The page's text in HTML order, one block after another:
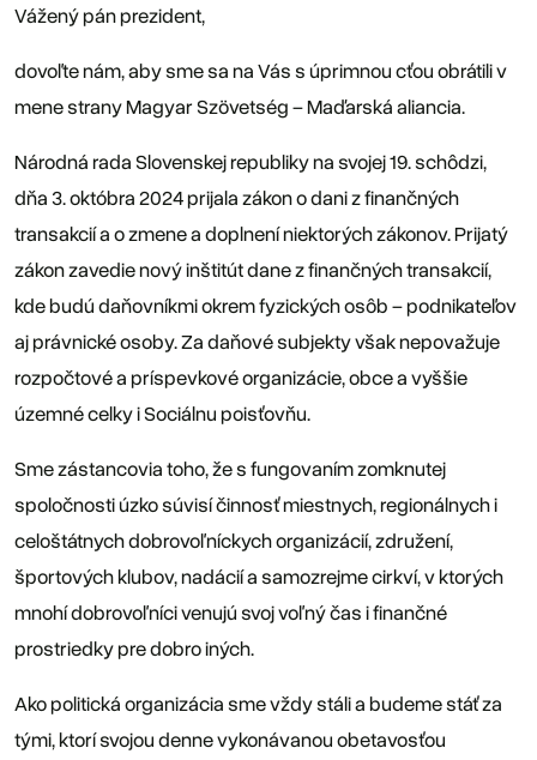
Vážený pán prezident,
dovoľte nám, aby sme sa na Vás s úprimnou cťou obrátili v
mene strany Magyar Szövetség – Maďarská aliancia.
Národná rada Slovenskej republiky na svojej 19. schôdzi,
dňa 3. októbra 2024 prijala zákon o dani z finančných
transakcií a o zmene a doplnení niektorých zákonov. Prijatý
zákon zavedie nový inštitút dane z finančných transakcií,
kde budú daňovníkmi okrem fyzických osôb – podnikateľov
aj právnické osoby. Za daňové subjekty však nepovažuje
rozpočtové a príspevkové organizácie, obce a vyššie
územné celky i Sociálnu poisťovňu.
Sme zástancovia toho, že s fungovaním zomknutej
spoločnosti úzko súvisí činnosť miestnych, regionálnych i
celoštátnych dobrovoľníckych organizácií, združení,
športových klubov, nadácií a samozrejme cirkví, v ktorých
mnohí dobrovoľníci venujú svoj voľný čas i finančné
prostriedky pre dobro iných.
Ako politická organizácia sme vždy stáli a budeme stáť za
tými, ktorí svojou denne vykonávanou obetavosťou